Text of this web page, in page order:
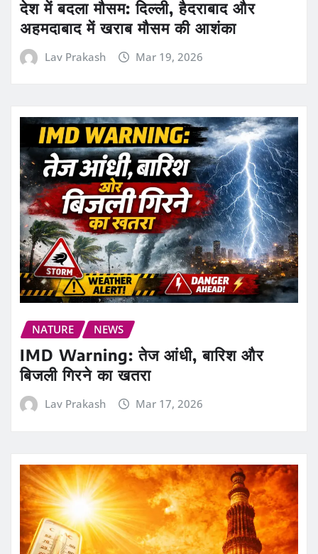
देश में बदला मौसम: दिल्ली, हैदराबाद और
अहमदाबाद में खराब मौसम की आशंका
Lav Prakash Mar 19, 2026
NATURE NEWS
IMD Warning: तेज आंधी, बारिश और
बिजली गिरने का खतरा
Lav Prakash Mar 17, 2026